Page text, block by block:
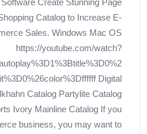
Create Stunning Page
Catalog to Increase E-
Sales. Windows Mac OS
https://youtube.com/watch?
Digital
Catalog Partylite Catalog
Ivory Mainline Catalog If you
business, you may want to